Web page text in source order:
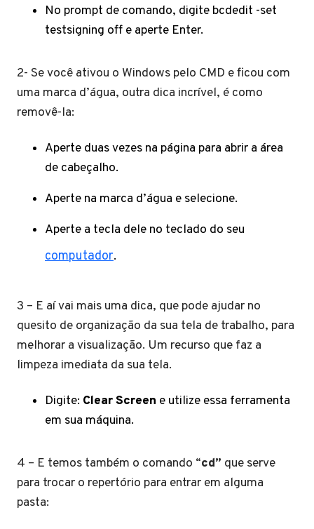
No prompt de comando, digite bcdedit -set
testsigning off e aperte Enter.
2- Se você ativou o Windows pelo CMD e ficou com
uma marca d’água, outra dica incrível, é como
removê-la:
Aperte duas vezes na página para abrir a área
de cabeçalho.
Aperte na marca d’água e selecione.
Aperte a tecla dele no teclado do seu
computador.
3 – E aí vai mais uma dica, que pode ajudar no
quesito de organização da sua tela de trabalho, para
melhorar a visualização. Um recurso que faz a
limpeza imediata da sua tela.
Digite: Clear Screen e utilize essa ferramenta
em sua máquina.
4 – E temos também o comando “cd” que serve
para trocar o repertório para entrar em alguma
pasta: